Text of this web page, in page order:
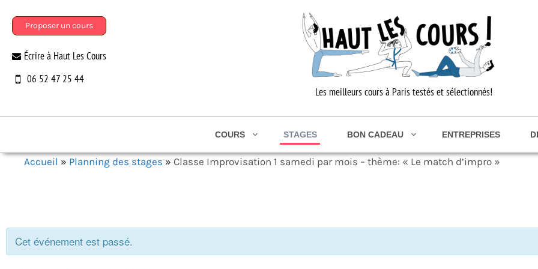
Les meilleurs cours à Paris testés et sélectionnés!
Proposer un cours
Écrire à Haut Les Cours
06 52 47 25 44
COURS STAGES BON CADEAU ENTREPRISES
Accueil » Planning des stages » Classe Improvisation 1 samedi par mois – thème: « Le match d’impro »
Cet événement est passé.